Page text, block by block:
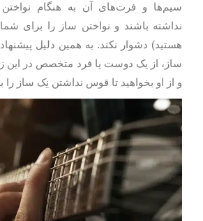
سیم‌ها و فرت‌های آن به هنگام نواختن
نداشته باشند و نواختن ساز را برای
هستید) دشوار نکند. به همین دلیل
ساز، از یک دوست یا فرد متخصص در این
و از او بخواهید تا قوس نداشتن نِک ساز